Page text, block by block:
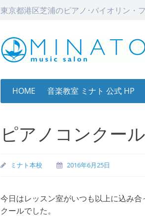
東京都港区芝浦のピアノ･バイオリン・
to
HOME 音楽教室 ミナト 公式 HP
ピアノコンクール
ミナト本校 2016年6月25日
今日はレッスン室がいつも以上に込み
クールでした。